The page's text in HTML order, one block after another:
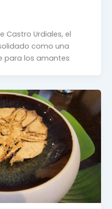
Castro Urdiales, el
como una
para los amantes